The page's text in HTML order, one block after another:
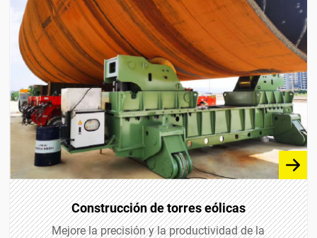
Serie K11
Máquina de soldadura de costura longitudinal
Construcción de torres eólicas
Mejore la precisión y la productividad de la